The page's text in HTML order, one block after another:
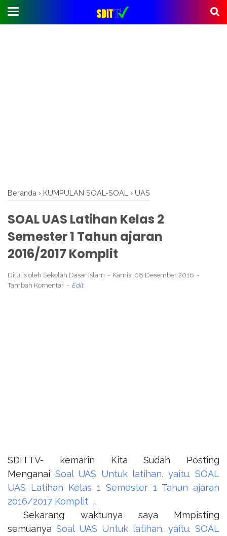
Beranda › KUMPULAN SOAL-SOAL › UAS
SOAL UAS Latihan Kelas 2
Semester 1 Tahun ajaran
2016/2017 Komplit
Ditulis oleh Sekolah Dasar Islam
Kamis, 08 Desember 2016
Tambah Komentar
Edit
SDITTV- kemarin Kita Sudah Posting
Menganai Soal UAS Untuk latihan. yaitu. SOAL
UAS Latihan Kelas 1 Semester 1 Tahun ajaran
2016/2017 Komplit .
Sekarang waktunya saya Mmpisting
semuanya Soal UAS Untuk latihan. yaitu. SOAL